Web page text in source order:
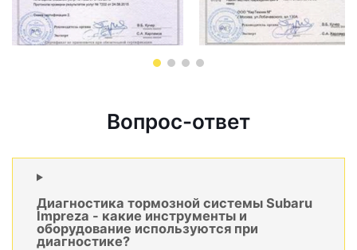
Вопрос-ответ
Диагностика тормозной системы Subaru
Impreza - какие инструменты и
оборудование используются при
диагностике?